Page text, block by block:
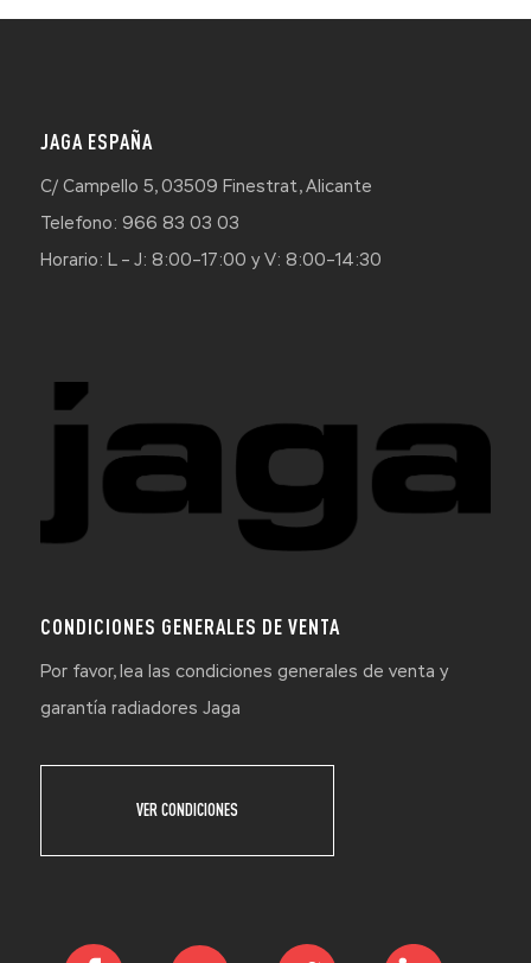
JAGA ESPAÑA
C/ Campello 5, 03509 Finestrat, Alicante
Telefono: 966 83 03 03
Horario: L – J: 8:00–17:00 y V: 8:00–14:30
CONDICIONES GENERALES DE VENTA
Por favor, lea las condiciones generales de venta y
garantía radiadores Jaga
VER CONDICIONES